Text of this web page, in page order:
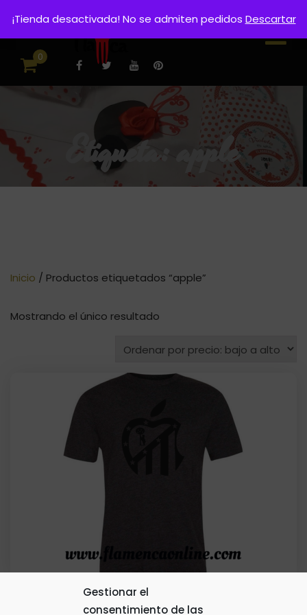
Gestionar el
consentimiento de las
0
Etiqueta: apple
Inicio / Productos etiquetados “apple”
Mostrando el único resultado
¡Tienda desactivada! No se admiten pedidos Descartar